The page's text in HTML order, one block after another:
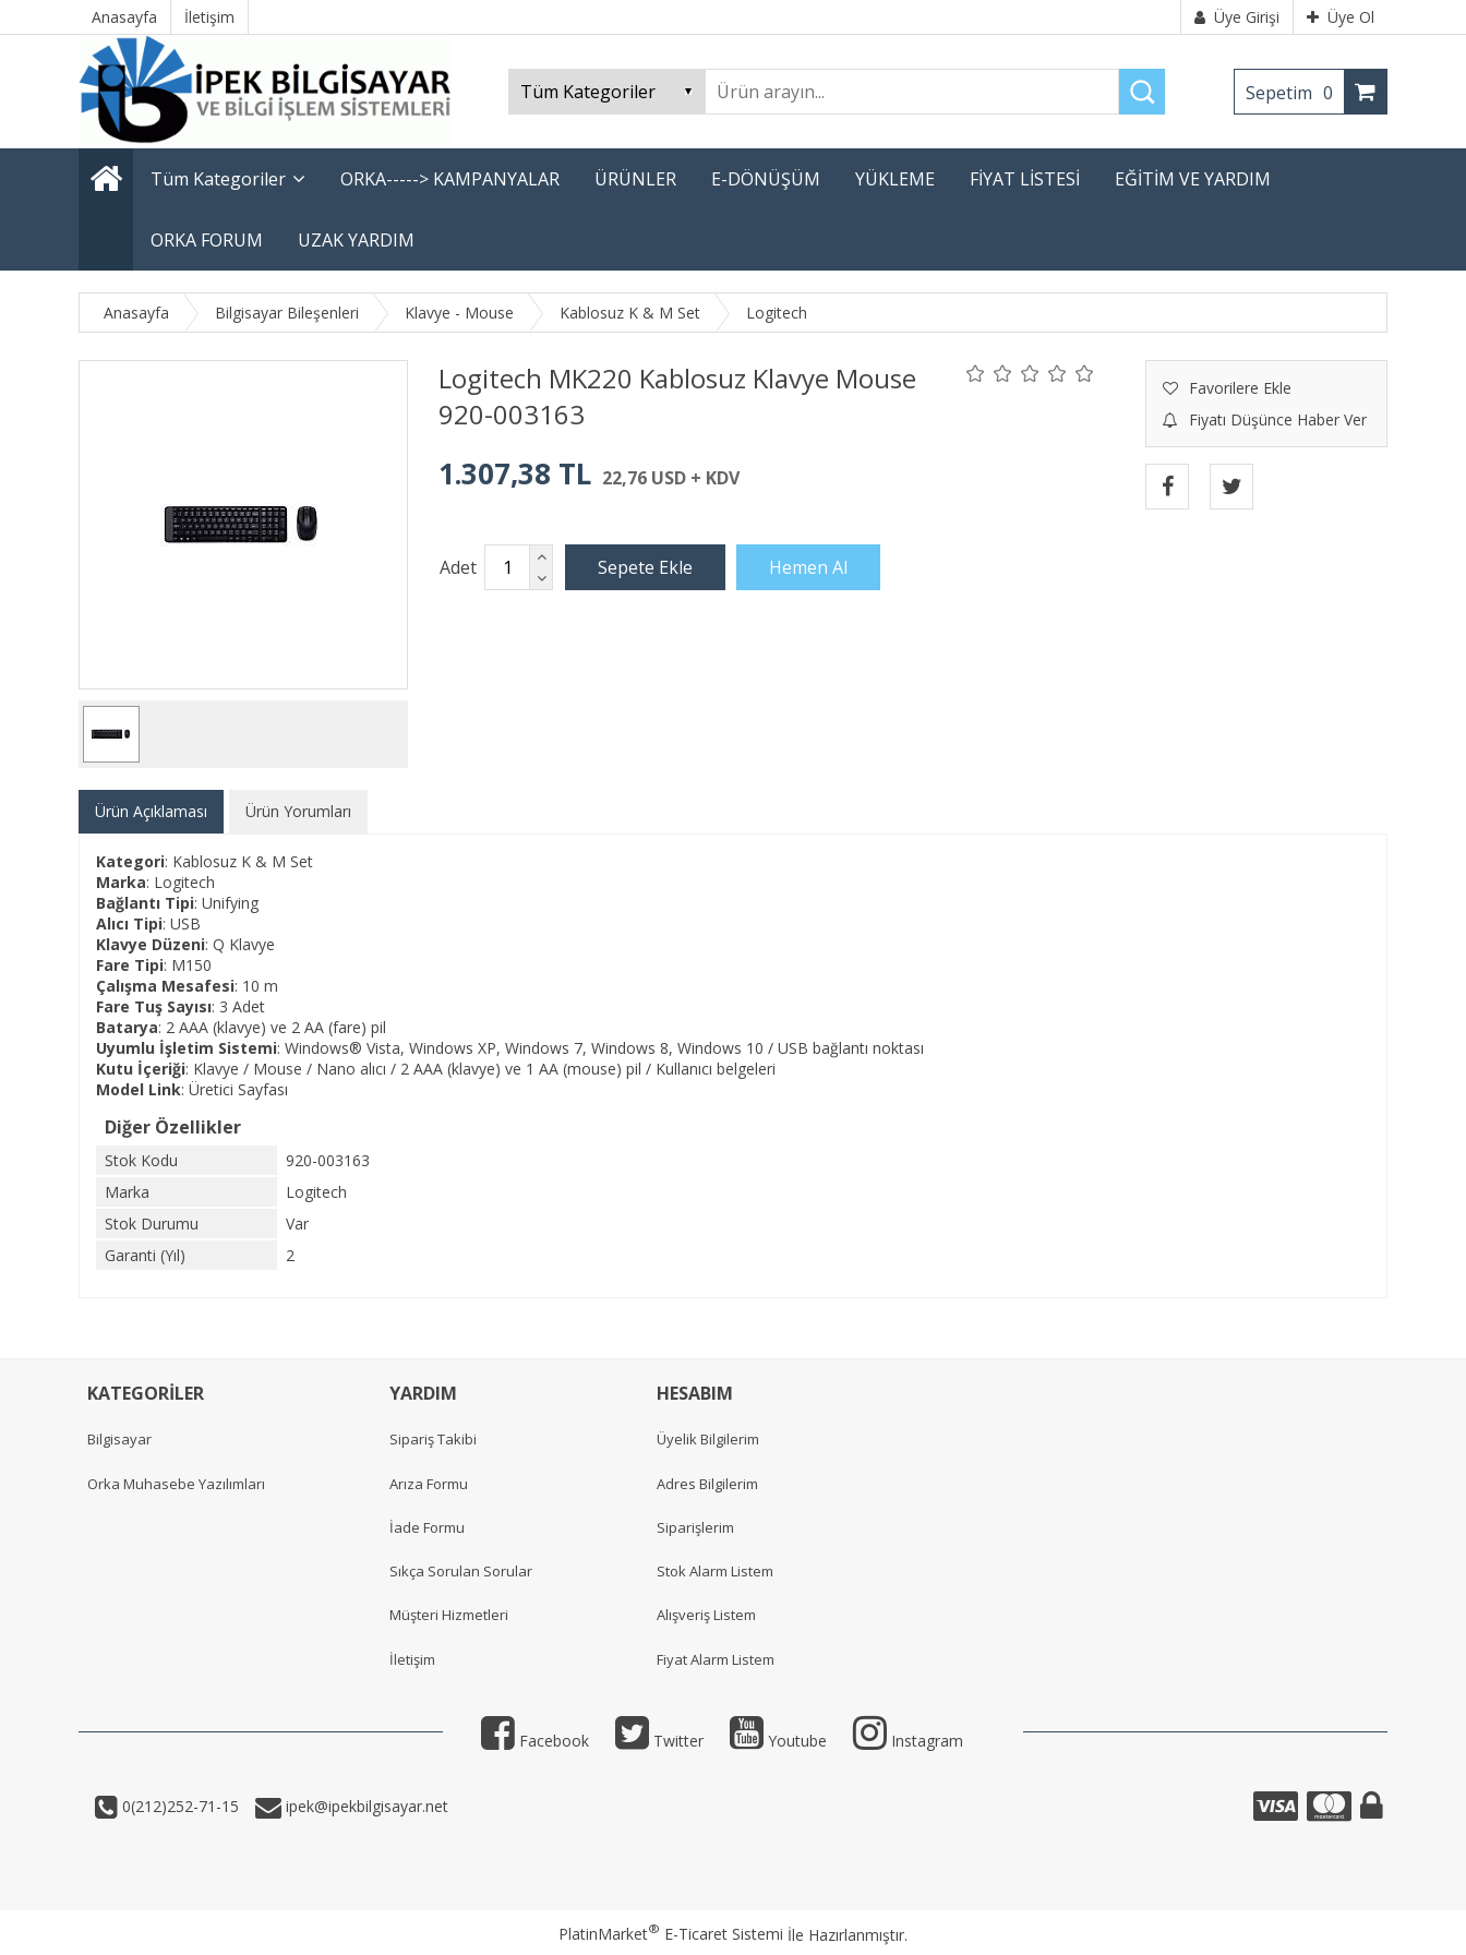
Anasayfa İletişim Üye Girişi Üye Ol
Sepetim 0
Tüm Kategoriler ORKA-----> KAMPANYALAR ÜRÜNLER E-DÖNÜŞÜM YÜKLEME FİYAT LİSTESİ EĞİTİM VE YARDIM
ORKA FORUM UZAK YARDIM
Anasayfa Bilgisayar Bileşenleri Klavye - Mouse Kablosuz K & M Set Logitech
Logitech MK220 Kablosuz Klavye Mouse
920-003163
Favorilere Ekle
Fiyatı Düşünce Haber Ver
1.307,38 TL 22,76 USD + KDV
Adet
Ürün Açıklaması Ürün Yorumları
Kategori: Kablosuz K & M Set
Marka: Logitech
Bağlantı Tipi: Unifying
Alıcı Tipi: USB
Klavye Düzeni: Q Klavye
Fare Tipi: M150
Çalışma Mesafesi: 10 m
Fare Tuş Sayısı: 3 Adet
Batarya: 2 AAA (klavye) ve 2 AA (fare) pil
Uyumlu İşletim Sistemi: Windows® Vista, Windows XP, Windows 7, Windows 8, Windows 10 / USB bağlantı noktası
Kutu İçeriği: Klavye / Mouse / Nano alıcı / 2 AAA (klavye) ve 1 AA (mouse) pil / Kullanıcı belgeleri
Model Link: Üretici Sayfası
Diğer Özellikler
Stok Kodu
920-003163
Marka
Logitech
Stok Durumu
Var
Garanti (Yıl)
2
KATEGORİLER
Bilgisayar
Orka Muhasebe Yazılımları
YARDIM
Sipariş Takibi
Arıza Formu
İade Formu
Sıkça Sorulan Sorular
Müşteri Hizmetleri
İletişim
HESABIM
Üyelik Bilgilerim
Adres Bilgilerim
Siparişlerim
Stok Alarm Listem
Alışveriş Listem
Fiyat Alarm Listem
Facebook Twitter Youtube Instagram
0(212)252-71-15 ipek@ipekbilgisayar.net
PlatinMarket® E-Ticaret Sistemi İle Hazırlanmıştır.